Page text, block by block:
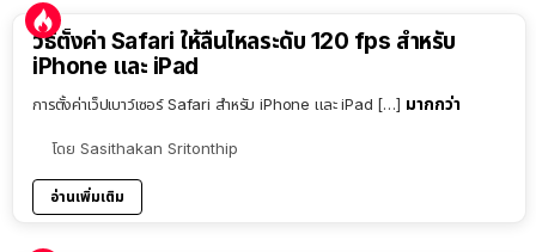
วิธีตั้งค่า Safari ให้ลื่นไหลระดับ 120 fps สำหรับ
iPhone และ iPad
การตั้งค่าเว็ปเบาว์เซอร์ Safari สำหรับ iPhone และ iPad […] มากกว่า
โดย Sasithakan Sritonthip
อ่านเพิ่มเติม